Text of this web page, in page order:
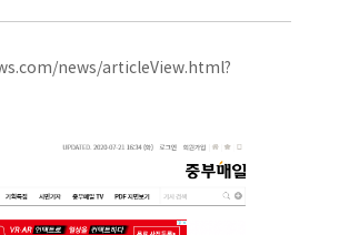
news/articleView.html?